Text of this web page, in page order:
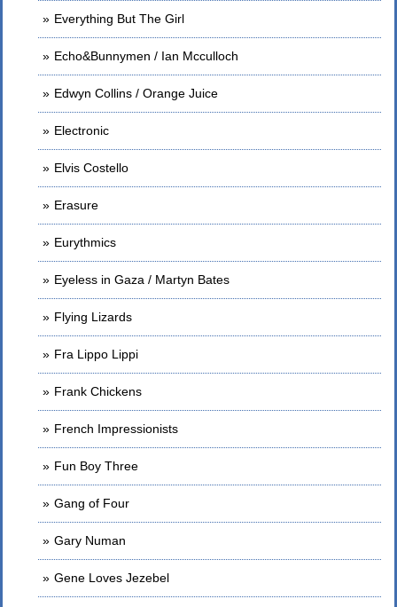
Everything But The Girl
Echo&Bunnymen / Ian Mcculloch
Edwyn Collins / Orange Juice
Electronic
Elvis Costello
Erasure
Eurythmics
Eyeless in Gaza / Martyn Bates
Flying Lizards
Fra Lippo Lippi
Frank Chickens
French Impressionists
Fun Boy Three
Gang of Four
Gary Numan
Gene Loves Jezebel